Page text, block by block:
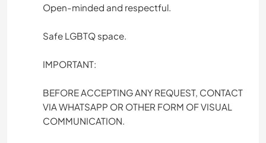
Open-minded and respectful.
Safe LGBTQ space.
IMPORTANT:
BEFORE ACCEPTING ANY REQUEST, CONTACT
VIA WHATSAPP OR OTHER FORM OF VISUAL
COMMUNICATION.